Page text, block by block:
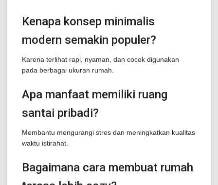
Kenapa konsep minimalis
modern semakin populer?
Karena terlihat rapi, nyaman, dan cocok digunakan
pada berbagai ukuran rumah.
Apa manfaat memiliki ruang
santai pribadi?
Membantu mengurangi stres dan meningkatkan kualitas
waktu istirahat.
Bagaimana cara membuat rumah